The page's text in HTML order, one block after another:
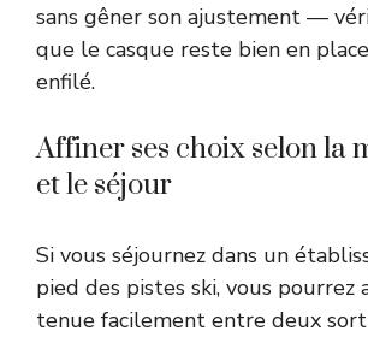
sans gêner son ajustement —
que le casque reste bien en
enfilé.
Affiner ses choix selon la
et le séjour
Si vous séjournez dans un
pied des pistes ski, vous pourrez
tenue facilement entre deux